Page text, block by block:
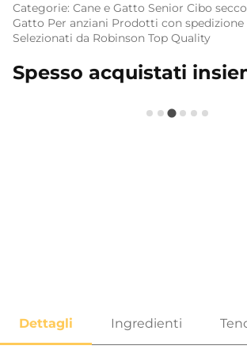
Categorie: Cane e Gatto Senior Cibo secco
Gatto Per anziani Prodotti con
Selezionati da Robinson Top Quality
Spesso acquistati